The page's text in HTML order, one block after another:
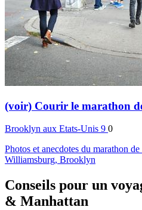
(voir) Courir le marathon
Brooklyn aux Etats-Unis 9 0
Photos et anecdotes du marathon
Williamsburg, Brooklyn
Conseils pour un
& Manhattan